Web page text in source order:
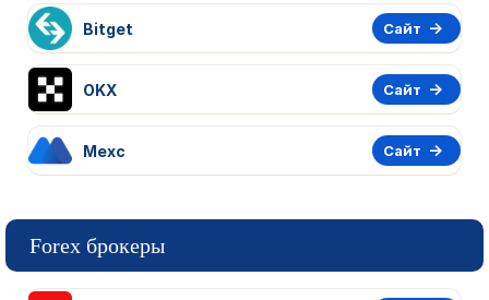
Bitget Сайт
OKX Сайт
Mexc Сайт
Forex брокеры